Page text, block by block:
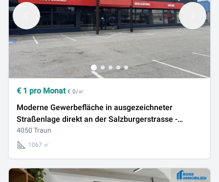
€ 1 pro Monat € 0/㎡
Moderne Gewerbefläche in ausgezeichneter
Straßenlage direkt an der Salzburgerstrasse -
GESCHÄFTSFLÄCHENWIDMUNG
4050 Traun
1067 ㎡